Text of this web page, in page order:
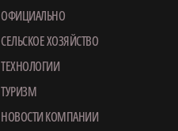
ОФИЦИАЛЬНО
СЕЛЬСКОЕ ХОЗЯЙСТВО
ТЕХНОЛОГИИ
ТУРИЗМ
НОВОСТИ КОМПАНИИ